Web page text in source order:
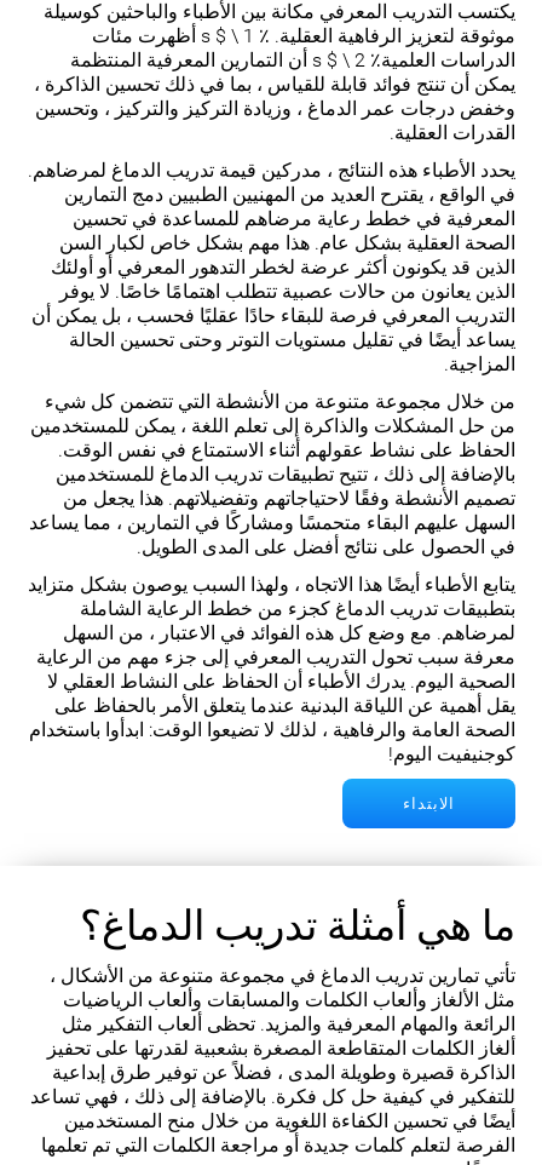
يكتسب التدريب المعرفي مكانة بين الأطباء والباحثين كوسيلة
موثوقة لتعزيز الرفاهية العقلية. ٪ 1 \ $ s أظهرت مئات
الدراسات العلمية٪ 2 \ $ s أن التمارين المعرفية المنتظمة
يمكن أن تنتج فوائد قابلة للقياس ، بما في ذلك تحسين الذاكرة ،
وخفض درجات عمر الدماغ ، وزيادة التركيز والتركيز ، وتحسين
القدرات العقلية.
يحدد الأطباء هذه النتائج ، مدركين قيمة تدريب الدماغ لمرضاهم.
في الواقع ، يقترح العديد من المهنيين الطبيين دمج التمارين
المعرفية في خطط رعاية مرضاهم للمساعدة في تحسين
الصحة العقلية بشكل عام. هذا مهم بشكل خاص لكبار السن
الذين قد يكونون أكثر عرضة لخطر التدهور المعرفي أو أولئك
الذين يعانون من حالات عصبية تتطلب اهتمامًا خاصًا. لا يوفر
التدريب المعرفي فرصة للبقاء حادًا عقليًا فحسب ، بل يمكن أن
يساعد أيضًا في تقليل مستويات التوتر وحتى تحسين الحالة
المزاجية.
من خلال مجموعة متنوعة من الأنشطة التي تتضمن كل شيء
من حل المشكلات والذاكرة إلى تعلم اللغة ، يمكن للمستخدمين
الحفاظ على نشاط عقولهم أثناء الاستمتاع في نفس الوقت.
بالإضافة إلى ذلك ، تتيح تطبيقات تدريب الدماغ للمستخدمين
تصميم الأنشطة وفقًا لاحتياجاتهم وتفضيلاتهم. هذا يجعل من
السهل عليهم البقاء متحمسًا ومشاركًا في التمارين ، مما يساعد
في الحصول على نتائج أفضل على المدى الطويل.
يتابع الأطباء أيضًا هذا الاتجاه ، ولهذا السبب يوصون بشكل متزايد
بتطبيقات تدريب الدماغ كجزء من خطط الرعاية الشاملة
لمرضاهم. مع وضع كل هذه الفوائد في الاعتبار ، من السهل
معرفة سبب تحول التدريب المعرفي إلى جزء مهم من الرعاية
الصحية اليوم. يدرك الأطباء أن الحفاظ على النشاط العقلي لا
يقل أهمية عن اللياقة البدنية عندما يتعلق الأمر بالحفاظ على
الصحة العامة والرفاهية ، لذلك لا تضيعوا الوقت: ابدأوا باستخدام
كوجنيفيت اليوم!
الابتداء
ما هي أمثلة تدريب الدماغ؟
تأتي تمارين تدريب الدماغ في مجموعة متنوعة من الأشكال ،
مثل الألغاز وألعاب الكلمات والمسابقات وألعاب الرياضيات
الرائعة والمهام المعرفية والمزيد. تحظى ألعاب التفكير مثل
ألغاز الكلمات المتقاطعة المصغرة بشعبية لقدرتها على تحفيز
الذاكرة قصيرة وطويلة المدى ، فضلاً عن توفير طرق إبداعية
للتفكير في كيفية حل كل فكرة. بالإضافة إلى ذلك ، فهي تساعد
أيضًا في تحسين الكفاءة اللغوية من خلال منح المستخدمين
الفرصة لتعلم كلمات جديدة أو مراجعة الكلمات التي تم تعلمها